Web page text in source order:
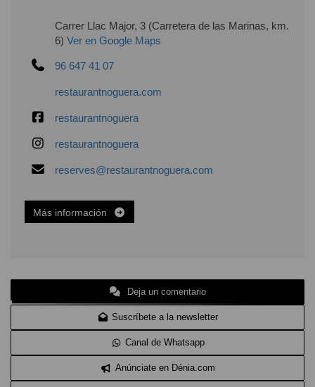
Carrer Llac Major, 3 (Carretera de las Marinas, km.
6) Ver en Google Maps
96 647 41 07
restaurantnoguera.com
restaurantnoguera
restaurantnoguera
reserves@restaurantnoguera.com
Más información
Deja un comentario
Suscríbete a la newsletter
Canal de Whatsapp
Anúnciate en Dénia.com